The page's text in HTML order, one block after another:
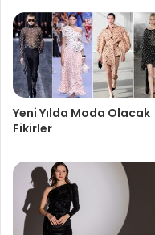
Yeni Yılda Moda Olacak
Fikirler